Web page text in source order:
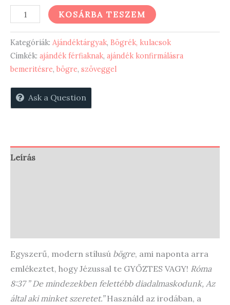
Több,
győztes
-
bögre
CH364
mennyiség
KOSÁRBA TESZEM
Kategóriák: Ajándéktárgyak, Bögrék, kulacsok
Címkék: ajándék férfiaknak, ajándék konfirmálásra
bemeritésre,bögre, szöveggel
Ask a Question
Leírás
Egyszerű, modern stílusú bögre, ami naponta arra
emlékeztet, hogy Jézussal te GYŐZTES VAGY! Róma
8:37 ” De mindezekben felettébb diadalmaskodunk, Az
által aki minket szeretet.”Használd az irodában, a